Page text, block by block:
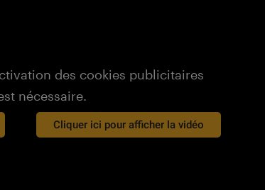
des cookies publicitaires
nécessaire.
Cliquer ici pour afficher la vidéo